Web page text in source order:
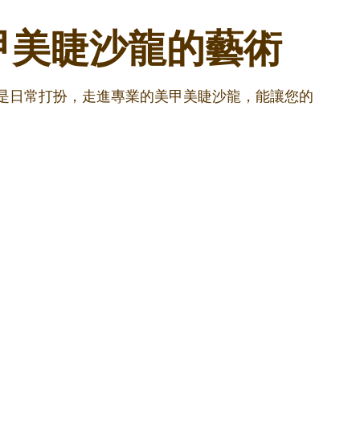
睫沙龍的藝術
日常打扮，走進專業的美甲美睫沙龍，能讓您的